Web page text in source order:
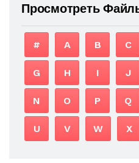
Просмотреть
# A B C
G H I J
N O P Q
U V W X